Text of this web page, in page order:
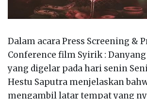
Dalam acara Press Screening &
Conference film Syirik :
yang digelar pada hari senin
Hestu Saputra menjelaskan
mengambil latar tempat yang